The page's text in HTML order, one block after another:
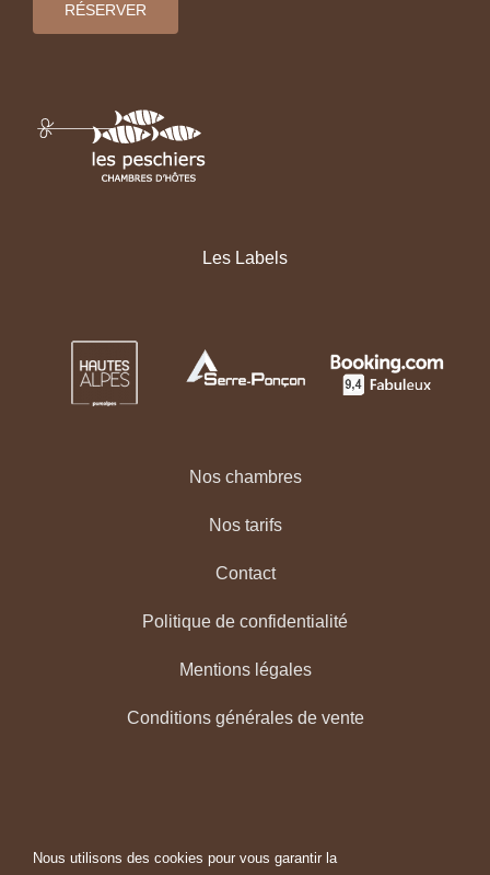
RÉSERVER
Les Labels
Nos chambres
Nos tarifs
Contact
Politique de confidentialité
Mentions légales
Conditions générales de vente
Nous utilisons des cookies pour vous garantir la